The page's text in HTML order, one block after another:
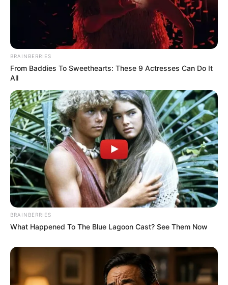
BRAINBERRIES
From Baddies To Sweethearts: These 9 Actresses Can Do It
All
BRAINBERRIES
What Happened To The Blue Lagoon Cast? See Them Now